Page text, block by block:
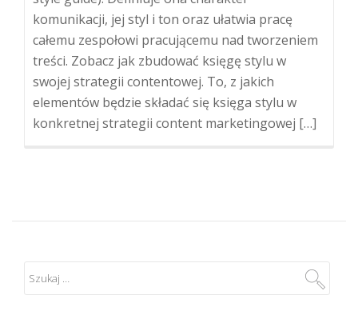
komunikacji, jej styl i ton oraz ułatwia pracę
całemu zespołowi pracującemu nad tworzeniem
treści. Zobacz jak zbudować księgę stylu w
swojej strategii contentowej. To, z jakich
elementów będzie składać się księga stylu w
konkretnej strategii content marketingowej […]